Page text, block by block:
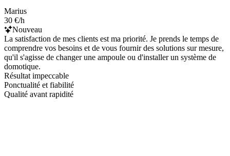
Marius
30 €/h
Nouveau
La satisfaction de mes clients est ma priorité. Je prends le temps de
comprendre vos besoins et de vous fournir des solutions sur mesure,
qu'il s'agisse de changer une ampoule ou d'installer un système de
domotique.
Résultat impeccable
Ponctualité et fiabilité
Qualité avant rapidité